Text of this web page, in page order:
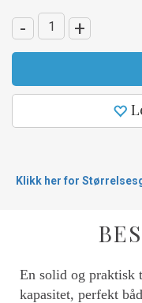
- +
Klikk her for
En solid og praktisk
kapasitet, perfekt